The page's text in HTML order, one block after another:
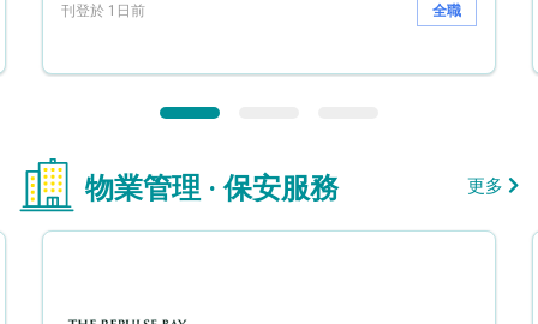
刊登於 1日前 全職
物業管理 · 保安服務 更多